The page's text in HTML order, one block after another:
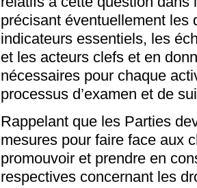
précisant éventuellement les
indicateurs essentiels, les
et les acteurs clefs et en
nécessaires pour chaque
processus d’examen et de
Rappelant que les Parties
mesures pour faire face aux
promouvoir et prendre en
respectives concernant les